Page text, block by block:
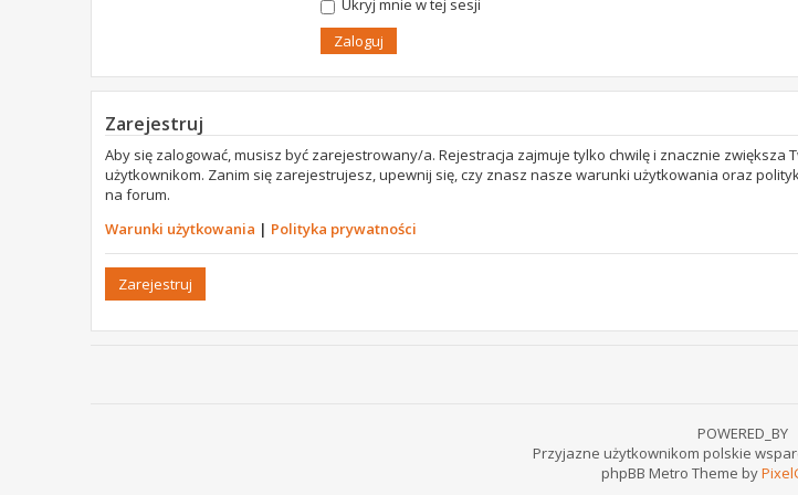
Ukryj mnie w tej sesji
Zarejestruj
Aby się zalogować, musisz być zarejestrowany/a. Rejestracja zajmuje tylko chwilę i znacznie
użytkownikom. Zanim się zarejestrujesz, upewnij się, czy znasz nasze warunki użytkowania oraz
na forum.
Warunki użytkowania | Polityka prywatności
Zarejestruj
POWERED_BY
Przyjazne użytkownikom polskie
phpBB Metro Theme by